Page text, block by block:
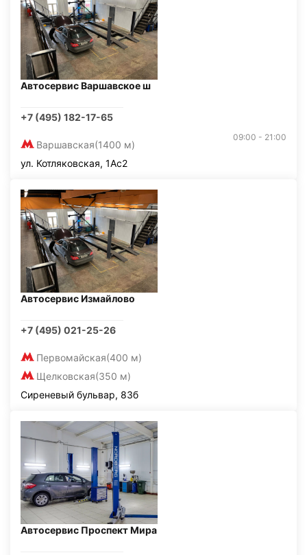
Автосервис Варшавское ш
+7 (495) 182-17-65
Варшавская(1400 м)
09:00 - 21:00
ул. Котляковская, 1Ас2
Автосервис Измайлово
+7 (495) 021-25-26
Первомайская(400 м)
Щелковская(350 м)
Сиреневый бульвар, 83б
Автосервис Проспект Мира